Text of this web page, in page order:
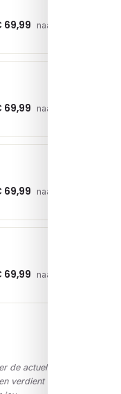
69,99 naar shop →
69,99 naar shop →
69,99 naar shop →
69,99 naar shop →
de actuele prijs in de
verdient via affiliate-